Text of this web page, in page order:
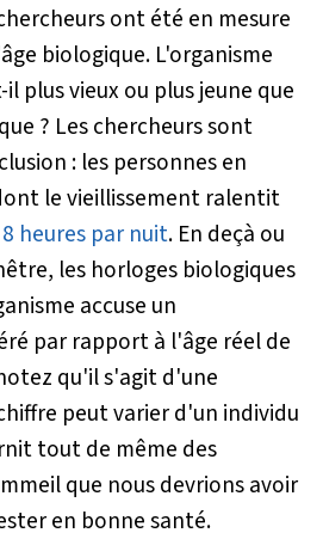
ont été en mesure
biologique. L'organisme
plus vieux ou plus jeune que
? Les chercheurs sont
: les personnes en
le vieillissement ralentit
heures par nuit. En deçà ou
les horloges biologiques
accuse un
par rapport à l'âge réel de
qu'il s'agit d'une
peut varier d'un individu
tout de même des
que nous devrions avoir
en bonne santé.